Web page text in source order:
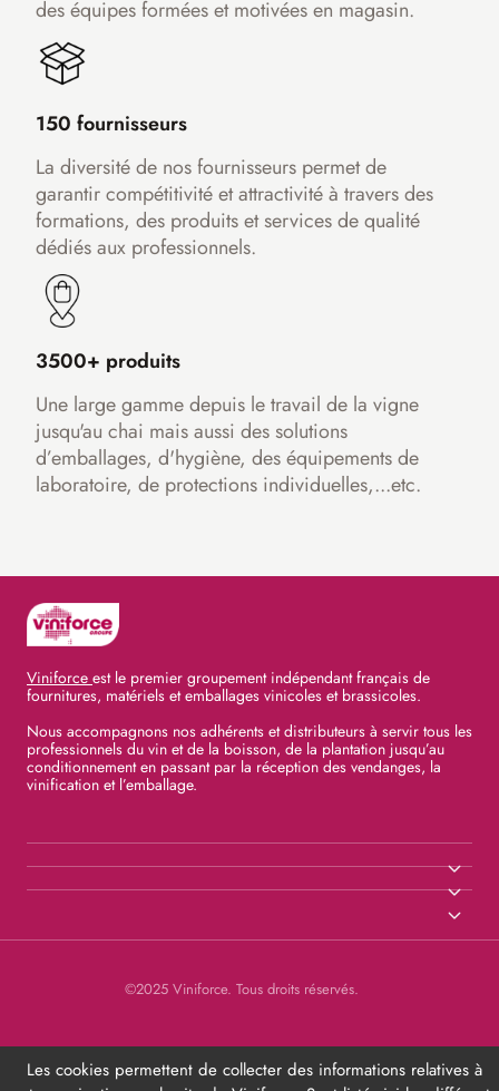
des équipes formées et motivées en magasin.
150 fournisseurs
La diversité de nos fournisseurs permet de
garantir compétitivité et attractivité à travers des
formations, des produits et services de qualité
dédiés aux professionnels.
3500+ produits
Une large gamme depuis le travail de la vigne
jusqu'au chai mais aussi des solutions
d’emballages, d'hygiène, des équipements de
laboratoire, de protections individuelles,...etc.
Viniforce est le premier groupement indépendant français de
fournitures, matériels et emballages vinicoles et brassicoles.
Nous accompagnons nos adhérents et distributeurs à servir tous les
professionnels du vin et de la boisson, de la plantation jusqu’au
conditionnement en passant par la réception des vendanges, la
vinification et l’emballage.
©2025 Viniforce. Tous droits réservés.
Les cookies permettent de collecter des informations relatives à